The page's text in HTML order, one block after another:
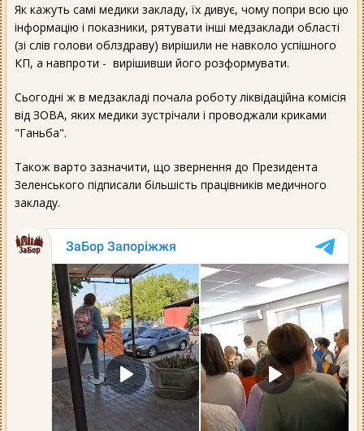
Як кажуть самі медики закладу, їх дивує, чому попри всю цю
інформацію і показники, рятувати інші медзаклади області
(зі слів голови облздраву) вирішили не навколо успішного
КП, а навпроти - вирішивши його розформувати.
Сьогодні ж в медзакладі почала роботу ліквідаційна комісія
від ЗОВА, яких медики зустрічали і проводжали криками
"Ганьба".
Також варто зазначити, що звернення до Президента
Зеленського підписали більшість працівників медичного
закладу.